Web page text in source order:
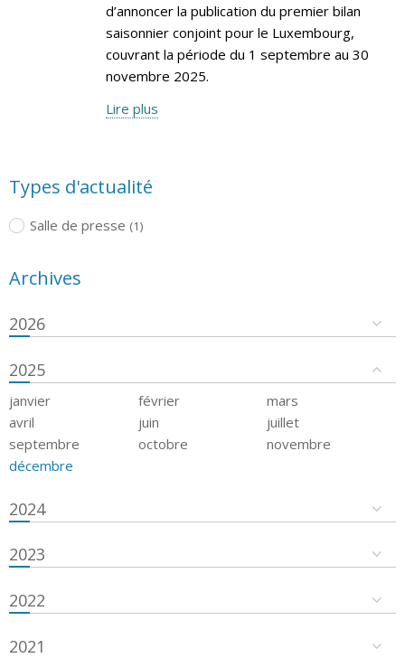
d’annoncer la publication du premier bilan
saisonnier conjoint pour le Luxembourg,
couvrant la période du 1 septembre au 30
novembre 2025.
Lire plus
Types d'actualité
Salle de presse (1)
Archives
2026
2025
janvier février
mars
avril
juin
juillet
septembre
octobre
novembre
décembre
2024
2023
2022
2021